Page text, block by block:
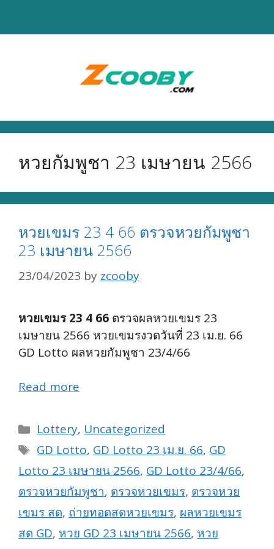
หวยกัมพูชา 23 เมษายน 2566
หวยเขมร 23 4 66 ตรวจหวยกัมพูชา
23 เมษายน 2566
23/04/2023 by zcooby
หวยเขมร 23 4 66 ตรวจผลหวยเขมร 23
เมษายน 2566 หวยเขมรงวดวันที่ 23 เม.ย. 66
GD Lotto ผลหวยกัมพูชา 23/4/66
Read more
Categories
Lottery, Uncategorized
Tags
GD Lotto, GD Lotto 23 เม.ย. 66, GD
Lotto 23 เมษายน 2566, GD Lotto 23/4/66,
ตรวจหวยกัมพูชา, ตรวจหวยเขมร, ตรวจหวย
เขมร สด, ถ่ายทอดสดหวยเขมร, ผลหวยเขมร
สด GD, หวย GD 23 เมษายน 2566, หวย